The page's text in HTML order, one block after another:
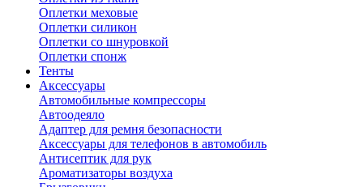
Оплетки меховые
Оплетки силикон
Оплетки со шнуровкой
Оплетки спонж
Тенты
Аксессуары
Автомобильные компрессоры
Автоодеяло
Адаптер для ремня безопасности
Аксессуары для телефонов в автомобиль
Антисептик для рук
Ароматизаторы воздуха